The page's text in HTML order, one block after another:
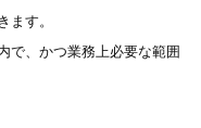
ます。
で、かつ業務上必要な範囲